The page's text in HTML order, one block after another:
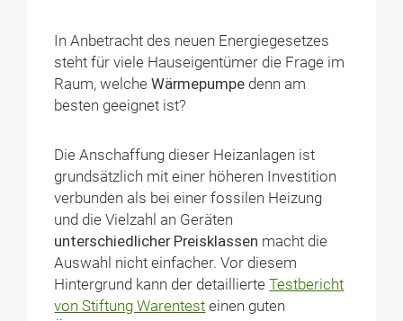
In Anbetracht des neuen Energiegesetzes
steht für viele Hauseigentümer die Frage im
Raum, welcheWärmepumpe denn am
besten geeignet ist?
Die Anschaffung dieser Heizanlagen ist
grundsätzlich mit einer höheren Investition
verbunden als bei einer fossilen Heizung
und die Vielzahl an Geräten
unterschiedlicher Preisklassen macht die
Auswahl nicht einfacher. Vor diesem
Hintergrund kann der detaillierteTestbericht
von Stiftung Warentest einen guten